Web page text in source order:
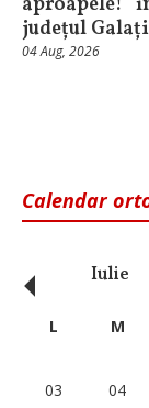
județul Galați
04 Aug, 2026
Calendar
Iulie
‹ L M
03
04